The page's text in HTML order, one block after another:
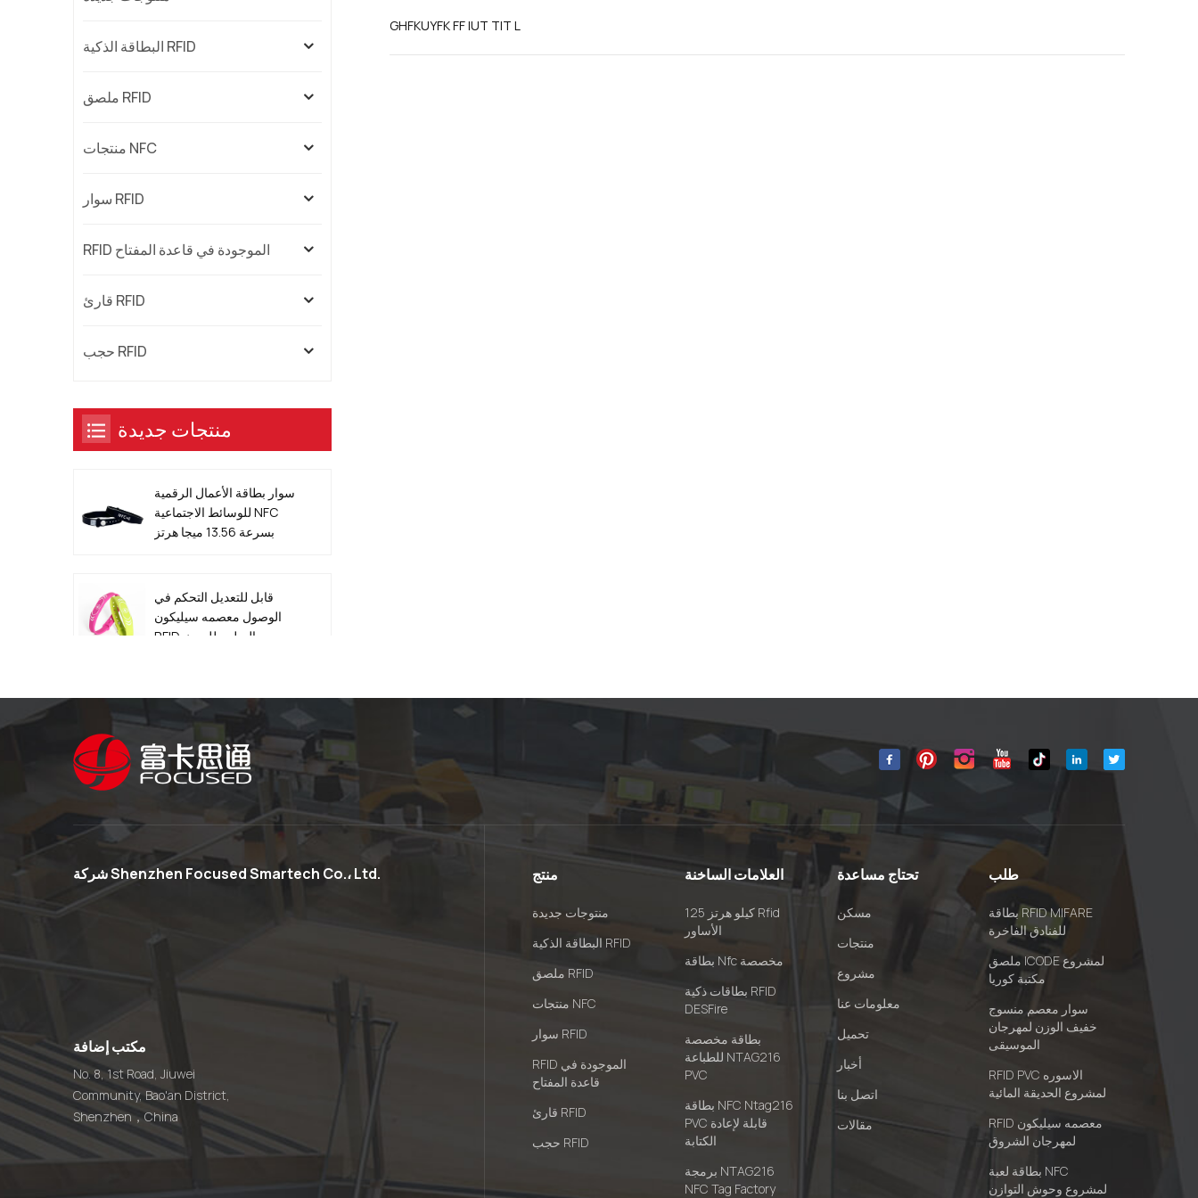
GHFKUYFK FF IUT TIT L
البطاقة الذكية RFID
ملصق RFID
منتجات NFC
سوار RFID
RFID الموجودة في قاعدة المفتاح
قارئ RFID
حجب RFID
منتجات جديدة
سوار بطاقة الأعمال الرقمية
للوسائط الاجتماعية NFC
بسرعة 13.56 ميجا هرتز
قابل للتعديل التحكم في
الوصول معصمه سيليكون
RFID السلبي للحدث
13.56MHz QR Code
Metal Edge Epoxy NFC
Smart Dog ID Tag
مقاوم للماء الاكريليك
البلاستيك رمز الاستجابة
السريعة NFC القائمة
الوقوف
العلامة الشركة المصنعة
Touchless QR Code
الشركة المصنعة لعلامة
طلب الطعام الإيبوكسي
شركة Shenzhen Focused Smartech Co.، Ltd.
مكتب إضافة
No. 8, 1st Road, Jiuwei
Community, Bao'an District,
Shenzhen，China
منتج
منتوجات جديدة
البطاقة الذكية RFID
ملصق RFID
منتجات NFC
سوار RFID
RFID الموجودة في
قاعدة المفتاح
قارئ RFID
حجب RFID
العلامات الساخنة
125 كيلو هرتز Rfid
الأساور
بطاقة Nfc مخصصة
بطاقات ذكية RFID
DESFire
بطاقة مخصصة
للطباعة NTAG216
PVC
بطاقة NFC Ntag216
PVC قابلة لإعادة
الكتابة
برمجة NTAG216
NFC Tag Factory
تحتاج مساعدة
مسكن
منتجات
مشروع
معلومات عنا
تحميل
أخبار
اتصل بنا
مقالات
طلب
بطاقة RFID MIFARE
للفنادق الفاخرة
ملصق ICODE لمشروع
مكتبة كوريا
سوار معصم منسوج
خفيف الوزن لمهرجان
الموسيقى
RFID PVC الاسوره
لمشروع الحديقة المائية
RFID معصمه سيليكون
لمهرجان الشروق
بطاقة لعبة NFC
لمشروع وحوش التوازن